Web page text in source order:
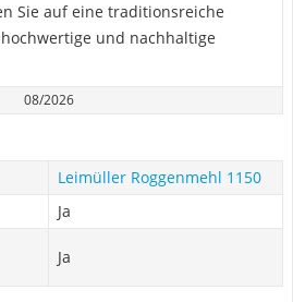
Sie auf eine traditionsreiche
und nachhaltige
08/2026
Leimüller Roggenmehl 1150
Ja
Ja